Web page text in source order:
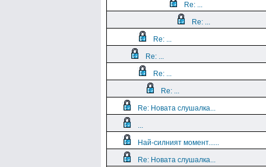
Re: ...
Re: ...
Re: ...
Re: ...
Re: ...
Re: ...
Re: Новата слушалка...
...
Най-силният момент......
Re: Новата слушалка...